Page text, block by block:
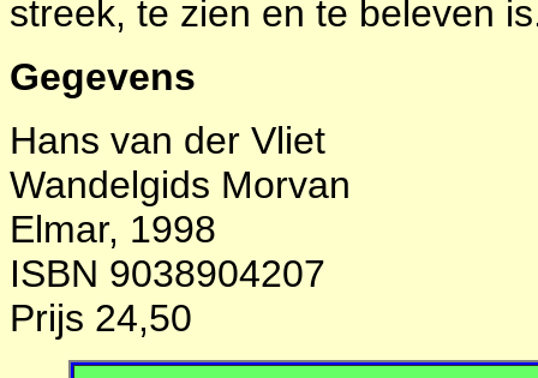
streek, te zien en te beleven
Gegevens
Hans van der Vliet
Wandelgids Morvan
Elmar, 1998
ISBN 9038904207
Prijs 24,50